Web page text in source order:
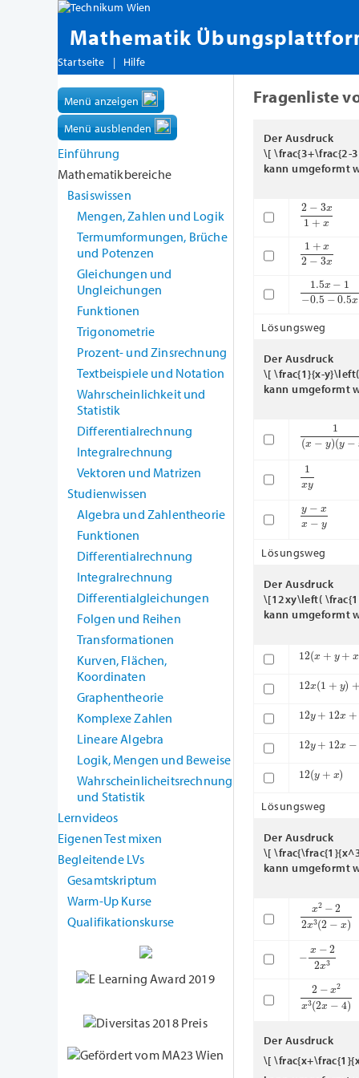
Mathematik
Startseite | Hilfe
Menü anzeigen
Menü ausblenden
Einführung
Mathematikbereiche
Basiswissen
Mengen, Zahlen und Logik
Termumformungen, Brüche
und Potenzen
Gleichungen und
Ungleichungen
Funktionen
Trigonometrie
Prozent- und Zinsrechnung
Textbeispiele und Notation
Wahrscheinlichkeit und
Statistik
Differentialrechnung
Integralrechnung
Vektoren und Matrizen
Studienwissen
Algebra und Zahlentheorie
Funktionen
Differentialrechnung
Integralrechnung
Differentialgleichungen
Folgen und Reihen
Transformationen
Kurven, Flächen,
Koordinaten
Graphentheorie
Komplexe Zahlen
Lineare Algebra
Logik, Mengen und Beweise
Wahrscheinlicheitsrechnung
und Statistik
Lernvideos
Eigenen Test mixen
Begleitende LVs
Gesamtskriptum
Warm-Up Kurse
Qualifikationskurse
Fragenliste
Der Ausdruck
\[ \frac{3+\frac{2-
kann umgeformt
2−3 x1
1+ x2−
1.5x−1− 0.5
Lösungsweg
Der Ausdruck
\[ \frac{1}{x-
kann umgeformt
(y
1x
y−x x−
Lösungsweg
Der Ausdruck
\[12xy\left(
kann umgeformt
12(
12 x(1 +
12 12x
12 12x
12(
Lösungsweg
Der Ausdruck
\[
kann umgeformt
−2 2x3
x− 22x
−x 2x3(
Der Ausdruck
\[